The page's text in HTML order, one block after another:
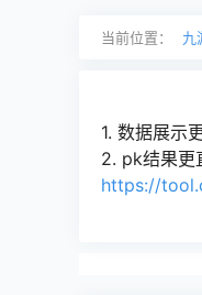
当前位置： 九
1. 数据展示
2. pk结果更
https://